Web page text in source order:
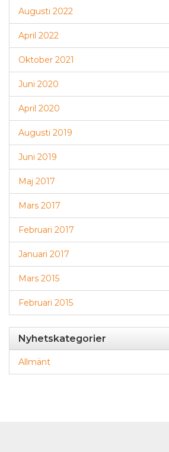
Augusti 2022
April 2022
Oktober 2021
Juni 2020
April 2020
Augusti 2019
Juni 2019
Maj 2017
Mars 2017
Februari 2017
Januari 2017
Mars 2015
Februari 2015
Nyhetskategorier
Allmänt